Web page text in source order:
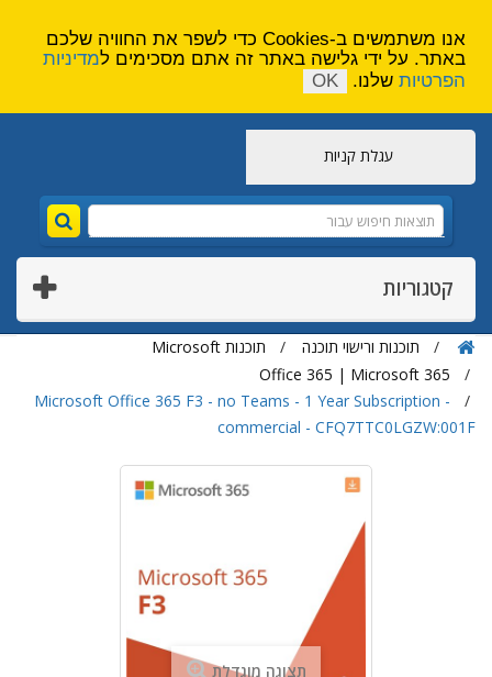
עגלת קניות
קטגוריות
תוכנות ורישוי תוכנה
תוכנות Microsoft
Office 365 | Microsoft 365
Microsoft Office 365 F3 - no Teams - 1 Year Subscription -
commercial - CFQ7TTC0LGZW:001F
תצוגה מוגדלת
אנו משתמשים ב-Cookies כדי לשפר את החוויה שלכם
באתר. על ידי גלישה באתר זה אתם מסכימים למדיניות
הפרטיות שלנו. OK